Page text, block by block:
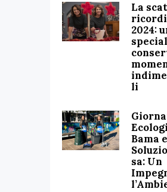
La
2024:
li
Bama e
sa: Un